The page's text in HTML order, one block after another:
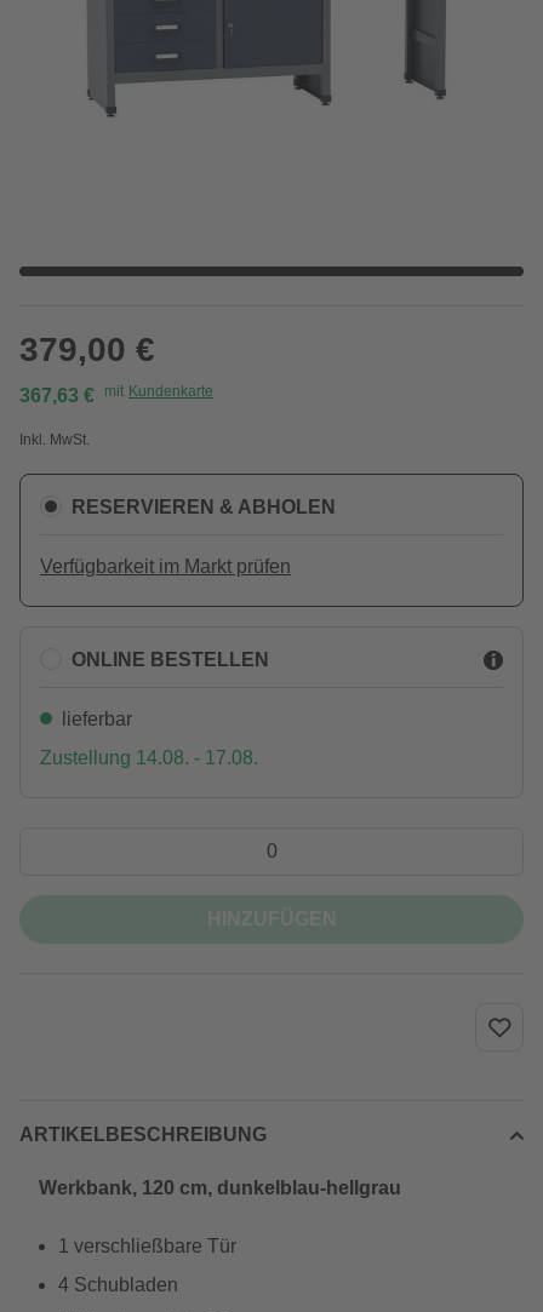
379,00 €
367,63 € mit Kundenkarte
Inkl. MwSt.
RESERVIEREN & ABHOLEN
Verfügbarkeit im Markt prüfen
ONLINE BESTELLEN
lieferbar
Zustellung 14.08. - 17.08.
ARTIKELBESCHREIBUNG
Werkbank, 120 cm, dunkelblau-hellgrau
1 verschließbare Tür
4 Schubladen